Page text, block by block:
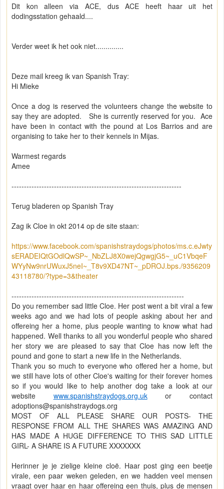
Dit kon alleen via ACE, dus ACE heeft haar uit het
dodingsstation gehaald....
Verder weet ik het ook niet..............
Deze mail kreeg ik van Spanish Tray:
Hi Mieke
Once a dog is reserved the volunteers change the website to
say they are adopted. She is currently reserved for you. Ace
have been in contact with the pound at Los Barrios and are
organising to take her to their kennels in Mijas.
Warmest regards
Amee
--------------------------------------------------------------------
Terug bladeren op Spanish Tray
Zag ik Cloe in okt 2014 op de site staan:
https://www.facebook.com/spanishstraydogs/photos/ms.c.eJwty
sERADEIQtGOdlQwSP~_NbZLJ8X0wejQgwgjG5~_uC1VbqeF
WYyNw9nrUWuxJ5neI~_T8v9XD47NT~_pDROJ.bps./9356209
43118780/?type=3&theater
---------------------------------------------------------------------
Do you remember sad little Cloe. Her post went a bit viral a few
weeks ago and we had lots of people asking about her and
offereing her a home, plus people wanting to know what had
happened. Well thanks to all you wonderful people who shared
her story we are pleased to say that Cloe has now left the
pound and gone to start a new life in the Netherlands.
Thank you so much to everyone who offered her a home, but
we still have lots of other Cloe's waiting for their forever homes
so if you would like to help another dog take a look at our
website www.spanishstraydogs.org.ukor contact
adoptions@spanishstraydogs.org
MOST OF ALL PLEASE SHARE OUR POSTS- THE
RESPONSE FROM ALL THE SHARES WAS AMAZING AND
HAS MADE A HUGE DIFFERENCE TO THIS SAD LITTLE
GIRL- A SHARE IS A FUTURE XXXXXXX
Herinner je je zielige kleine cloë. Haar post ging een beetje
virale, een paar weken geleden, en we hadden veel mensen
vraagt over haar en haar offereing een thuis, plus de mensen